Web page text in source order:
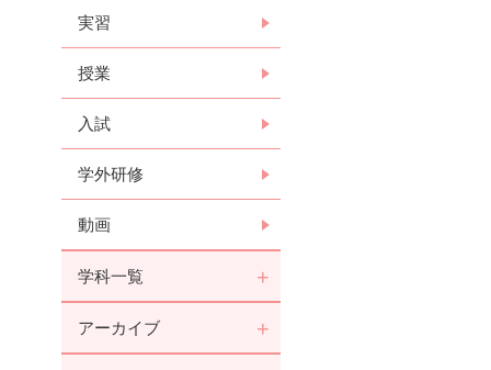
実習
授業
入試
学外研修
動画
学科一覧
アーカイブ